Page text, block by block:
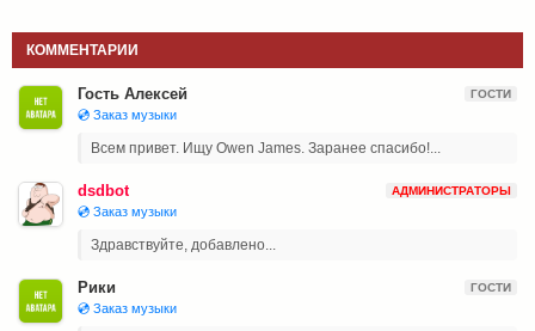
КОММЕНТАРИИ
Гость Алексей ГОСТИ
💿 Заказ музыки
Всем привет. Ищу Owen James. Заранее спасибо!...
dsdbot АДМИНИСТРАТОРЫ
💿 Заказ музыки
Здравствуйте, добавлено...
Рики ГОСТИ
💿 Заказ музыки